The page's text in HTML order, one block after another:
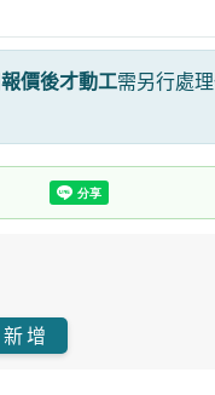
報價後才動工需另行處